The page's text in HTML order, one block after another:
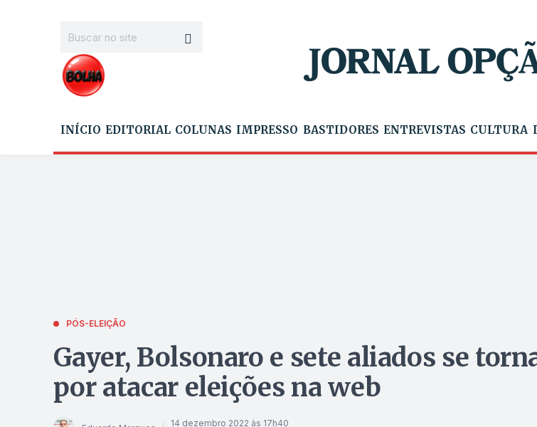
INÍCIO EDITORIAL COLUNAS IMPRESSO BASTIDORES ENTREVISTAS CULTURA
PÓS-ELEIÇÃO
Gayer, Bolsonaro e sete aliados se
por atacar eleições na web
14 dezembro 2022 às 17h40